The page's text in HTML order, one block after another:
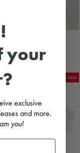
طقم رومبر "مايسي"
LITTLE NOSH
سعر
البيع
£15.00
Sale
your
exclusive
and more.
you!